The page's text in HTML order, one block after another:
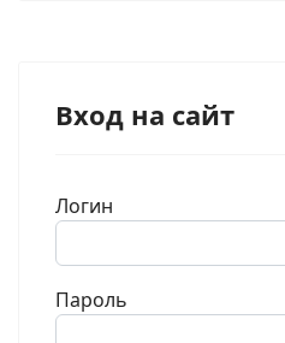
Вход на сайт
Логин
Пароль